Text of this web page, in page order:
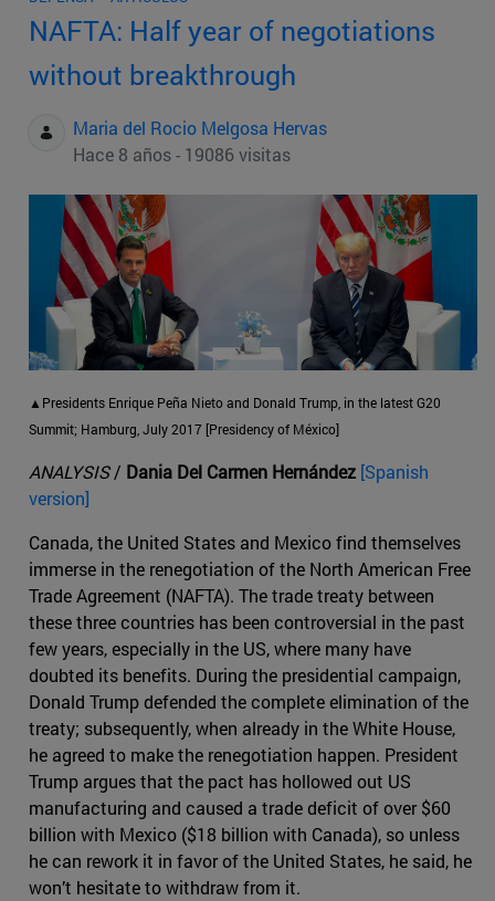
NAFTA: Half year of negotiations
without breakthrough
Maria del Rocio Melgosa Hervas
Hace 8 años - 19086 visitas
▲Presidents Enrique Peña Nieto and Donald Trump, in the latest G20
Summit; Hamburg, July 2017 [Presidency of México]
ANALYSIS/ Dania Del Carmen Hernández [Spanish
version]
Canada, the United States and Mexico find themselves
immerse in the renegotiation of the North American Free
Trade Agreement (NAFTA). The trade treaty between
these three countries has been controversial in the past
few years, especially in the US, where many have
doubted its benefits. During the presidential campaign,
Donald Trump defended the complete elimination of the
treaty; subsequently, when already in the White House,
he agreed to make the renegotiation happen. President
Trump argues that the pact has hollowed out US
manufacturing and caused a trade deficit of over $60
billion with Mexico ($18 billion with Canada), so unless
he can rework it in favor of the United States, he said, he
won’t hesitate to withdraw from it.